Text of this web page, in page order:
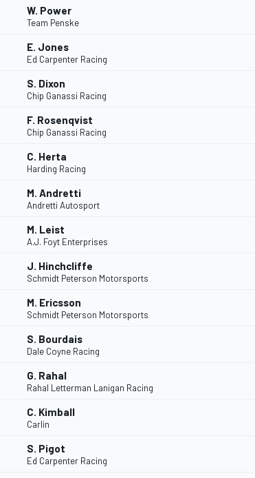
W. Power
Team Penske
E. Jones
Ed Carpenter Racing
S. Dixon
Chip Ganassi Racing
F. Rosenqvist
Chip Ganassi Racing
C. Herta
Harding Racing
M. Andretti
Andretti Autosport
M. Leist
A.J. Foyt Enterprises
J. Hinchcliffe
Schmidt Peterson Motorsports
M. Ericsson
Schmidt Peterson Motorsports
S. Bourdais
Dale Coyne Racing
G. Rahal
Rahal Letterman Lanigan Racing
C. Kimball
Carlin
S. Pigot
Ed Carpenter Racing